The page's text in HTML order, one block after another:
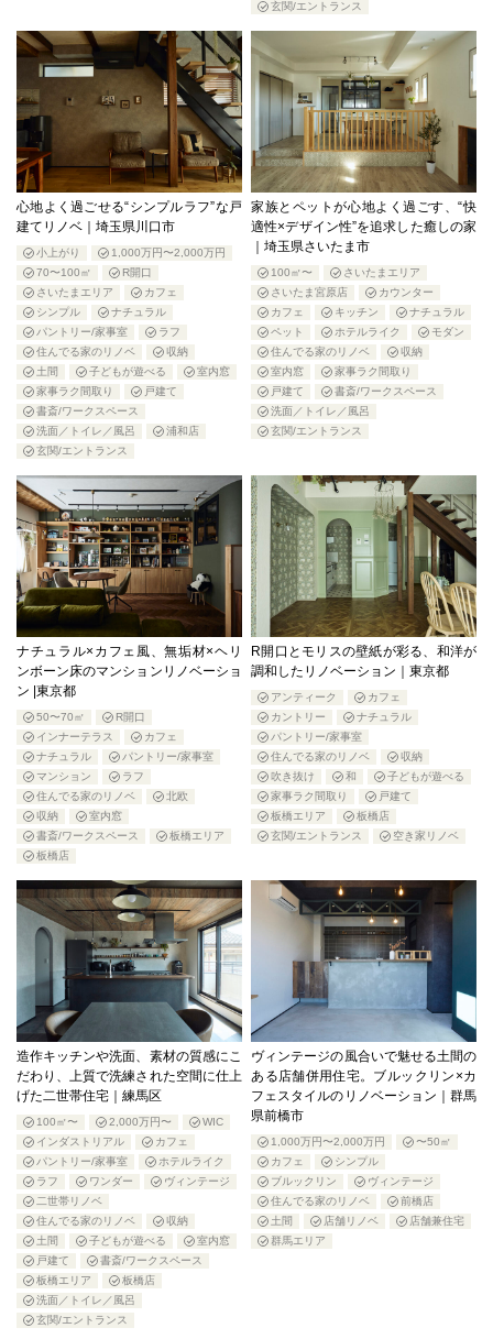
玄関/エントランス
心地よく過ごせる“シンプルラフ”な戸
建てリノベ｜埼玉県川口市
小上がり
1,000万円〜2,000万円
70〜100㎡
R開口
さいたまエリア
カフェ
シンプル
ナチュラル
パントリー/家事室
ラフ
住んでる家のリノベ
収納
土間
子どもが遊べる
室内窓
家事ラク間取り
戸建て
書斎/ワークスペース
洗面／トイレ／風呂
浦和店
玄関/エントランス
家族とペットが心地よく過ごす、“快
適性×デザイン性”を追求した癒しの家
｜埼玉県さいたま市
100㎡〜
さいたまエリア
さいたま宮原店
カウンター
カフェ
キッチン
ナチュラル
ペット
ホテルライク
モダン
住んでる家のリノベ
収納
室内窓
家事ラク間取り
戸建て
書斎/ワークスペース
洗面／トイレ／風呂
玄関/エントランス
ナチュラル×カフェ風、無垢材×ヘリ
ンボーン床のマンションリノベーショ
ン |東京都
50〜70㎡
R開口
インナーテラス
カフェ
ナチュラル
パントリー/家事室
マンション
ラフ
住んでる家のリノベ
北欧
収納
室内窓
書斎/ワークスペース
板橋エリア
板橋店
R開口とモリスの壁紙が彩る、和洋が
調和したリノベーション｜東京都
アンティーク
カフェ
カントリー
ナチュラル
パントリー/家事室
住んでる家のリノベ
収納
吹き抜け
和
子どもが遊べる
家事ラク間取り
戸建て
板橋エリア
板橋店
玄関/エントランス
空き家リノベ
造作キッチンや洗面、素材の質感にこ
だわり、上質で洗練された空間に仕上
げた二世帯住宅｜練馬区
100㎡〜 2,000万円〜
WIC
インダストリアル
カフェ
パントリー/家事室
ホテルライク
ラフ
ワンダー
ヴィンテージ
二世帯リノベ
住んでる家のリノベ
収納
土間
子どもが遊べる
室内窓
戸建て
書斎/ワークスペース
板橋エリア
板橋店
洗面／トイレ／風呂
玄関/エントランス
ヴィンテージの風合いで魅せる土間の
ある店舗併用住宅。ブルックリン×カ
フェスタイルのリノベーション｜群馬
県前橋市
1,000万円〜2,000万円
〜50㎡
カフェ
シンプル
ブルックリン
ヴィンテージ
住んでる家のリノベ
前橋店
土間
店舗リノベ
店舗兼住宅
群馬エリア